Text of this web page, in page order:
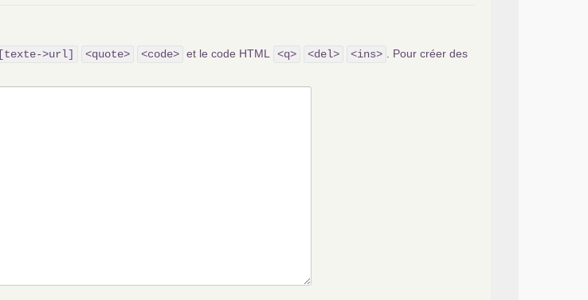
[texte->url] <quote> <code> et le code HTML <q> <del> <ins>
. Pour créer des